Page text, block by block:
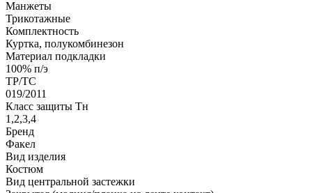
Манжеты
Трикотажные
Комплектность
Куртка, полукомбинезон
Материал подкладки
100% п/э
ТР/ТС
019/2011
Класс защиты Тн
1,2,3,4
Бренд
Факел
Вид изделия
Костюм
Вид центральной застежки